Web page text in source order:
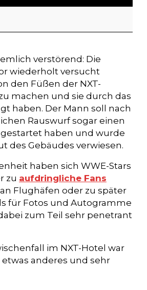
verstörend: Die
wiederholt versucht
den Füßen der NXT-
machen und sie durch das
haben. Der Mann soll nach
Rauswurf sogar einen
haben und wurde
des Gebäudes verwiesen.
haben sich WWE-Stars
zu aufdringliche Fans
Flughäfen oder zu später
für Fotos und Autogramme
zum Teil sehr penetrant
im NXT-Hotel war
anderes und sehr